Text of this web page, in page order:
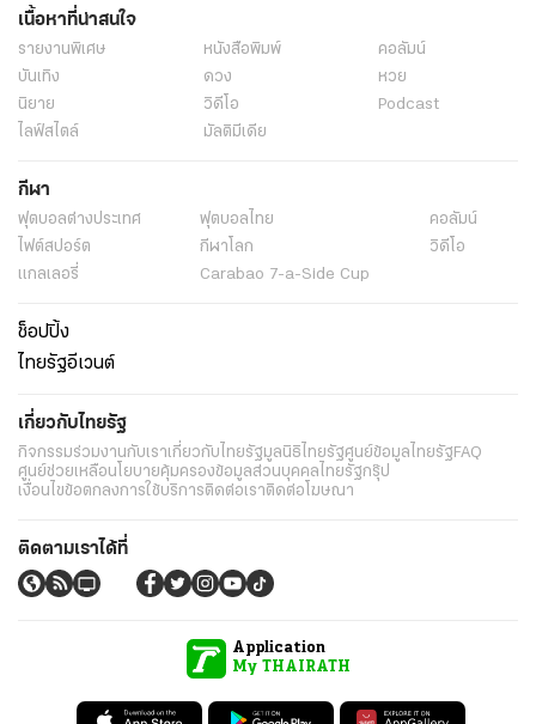
เนื้อหาที่น่าสนใจ
รายงานพิเศษ หนังสือพิมพ์
คอลัมน์
บันเทิง
ดวง
หวย
นิยาย
วิดีโอ
Podcast
ไลฟ์สไตล์
มัลติมีเดีย
กีฬา
ฟุตบอลต่่างประเทศ ฟุตบอลไทย
คอลัมน์
ไฟต์สปอร์ต
กีฬาโลก
วิดีโอ
แกลเลอรี่
Carabao 7-a-Side Cup
ช็อปปิ้ง
ไทยรัฐอีเวนต์
เกี่ยวกับไทยรัฐ
กิจกรรมร่วมงานกับเราเกี่ยวกับไทยรัฐมูลนิธิไทยรัฐศูนย์ข้อมูลไทยรัฐFAQ
ศูนย์ช่วยเหลือนโยบายคุ้มครองข้อมูลส่วนบุคคลไทยรัฐกรุ๊ป
เงื่อนไขข้อตกลงการใช้บริการติดต่อเราติดต่อโฆษณา
ติดตามเราได้ที่
Application
My THAIRATH